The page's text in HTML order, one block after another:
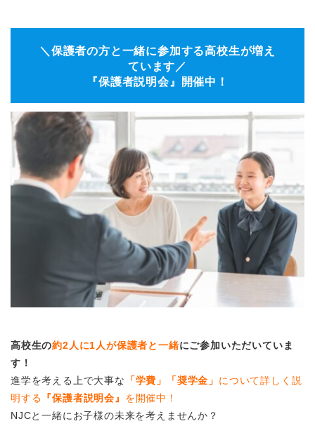
＼保護者の方と一緒に参加する高校生が増え
ています／
『保護者説明会』開催中！
高校生の約2人に1人が保護者と一緒にご参加いただいていま
す！
進学を考える上で大事な
「学費」「奨学金」 について詳しく説
明する 『保護者説明会』 を開催中！
NJCと一緒にお子様の未来を考えませんか？